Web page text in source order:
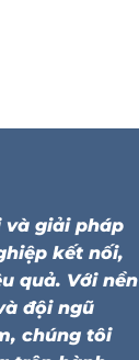
và giải pháp
kết nối,
quả. Với nền
đội ngũ
chúng tôi